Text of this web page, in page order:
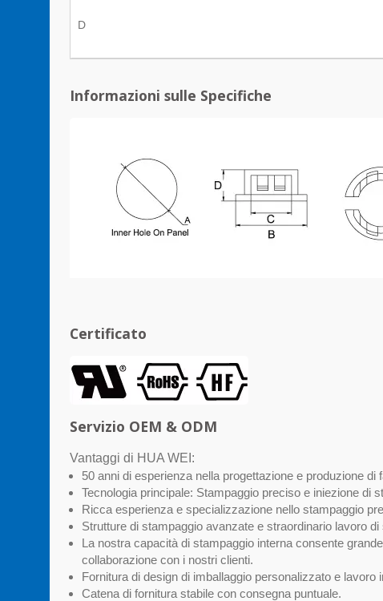
D
Informazioni sulle Specifiche
Certificato
Servizio OEM & ODM
Vantaggi di HUA WEI:
50 anni di esperienza nella progettazione e produzione di
Tecnologia principale: Stampaggio preciso e iniezione di
Ricca esperienza e specializzazione nello stampaggio
Strutture di stampaggio avanzate e straordinario lavoro
La nostra capacità di stampaggio interna consente
collaborazione con i nostri clienti.
Fornitura di design di imballaggio personalizzato e lavoro
Catena di fornitura stabile con consegna puntuale.